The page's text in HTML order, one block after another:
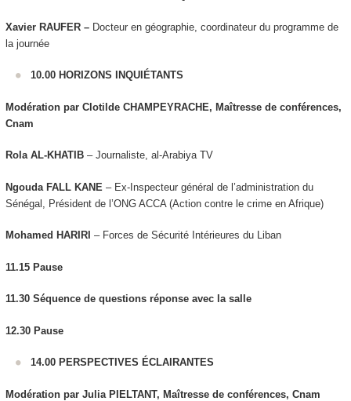
Xavier RAUFER – Docteur en géographie, coordinateur du programme de
la journée
10.00 HORIZONS INQUIÉTANTS
Modération par Clotilde CHAMPEYRACHE, Maîtresse de conférences,
Cnam
Rola AL-KHATIB – Journaliste, al-Arabiya TV
Ngouda FALL KANE – Ex-Inspecteur général de l’administration du
Sénégal, Président de l’ONG ACCA (Action contre le crime en Afrique)
Mohamed HARIRI – Forces de Sécurité Intérieures du Liban
11.15 Pause
11.30 Séquence de questions réponse avec la salle
12.30 Pause
14.00 PERSPECTIVES ÉCLAIRANTES
Modération par Julia PIELTANT, Maîtresse de conférences, Cnam